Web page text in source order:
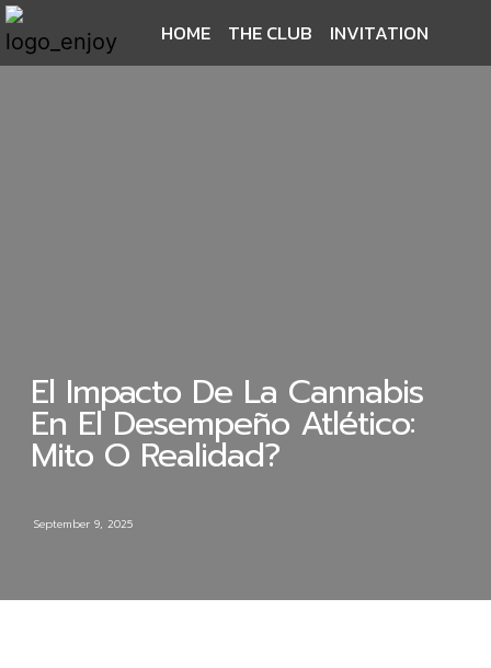
HOME THE CLUB INVITATION
El Impacto De La Cannabis
En El Desempeño Atlético:
Mito O Realidad?
September 9, 2025